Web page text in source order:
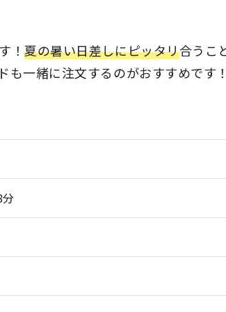
！夏の暑い日差しにピッタリ合うこ
も一緒に注文するのがおすすめです